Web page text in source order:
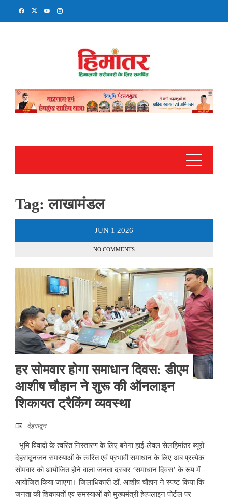
Tag:लाखामंडल
JUN 1 2026
NO COMMENTS
हर सोमवार होगा समाधान दिवस: डीएम
आशीष चौहान ने शुरू की ऑनलाइन
शिकायत ट्रैकिंग व्यवस्था
देहरादून
भूमि विवादों के त्वरित निस्तारण के लिए बनेगा हाई-लेवल सेलहिमांतर ब्यूरो |
देहरादूनजन समस्याओं के त्वरित एवं प्रभावी समाधान के लिए अब प्रत्येक
सोमवार को आयोजित होने वाला जनता दरबार ‘समाधान दिवस’ के रूप में
आयोजित किया जाएगा। जिलाधिकारी डॉ. आशीष चौहान ने स्पष्ट किया कि
जनता की शिकायतों एवं समस्याओं को मुख्यमंत्री हेल्पलाइन पोर्टल पर